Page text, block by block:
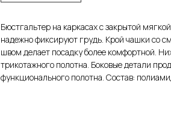
Бюстгальтер на каркасах с закрытой
надежно фиксируют грудь. Крой чашки со
швом делает посадку более комфортной.
трикотажного полотна. Боковые детали
функционального полотна. Состав: